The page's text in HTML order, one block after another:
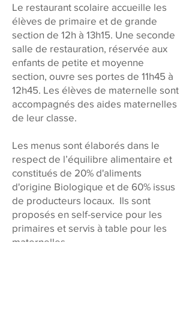
Le restaurant scolaire accueille les
élèves de primaire et de grande
section de 12h à 13h15. Une seconde
salle de restauration, réservée aux
enfants de petite et moyenne
section, ouvre ses portes de 11h45 à
12h45. Les élèves de maternelle sont
accompagnés des aides maternelles
de leur classe.
Les menus sont élaborés dans le
respect de l’équilibre alimentaire et
constitués de 20% d'aliments
d'origine Biologique et de 60% issus
de producteurs locaux. Ils sont
proposés en self-service pour les
primaires et servis à table pour les
maternelles.